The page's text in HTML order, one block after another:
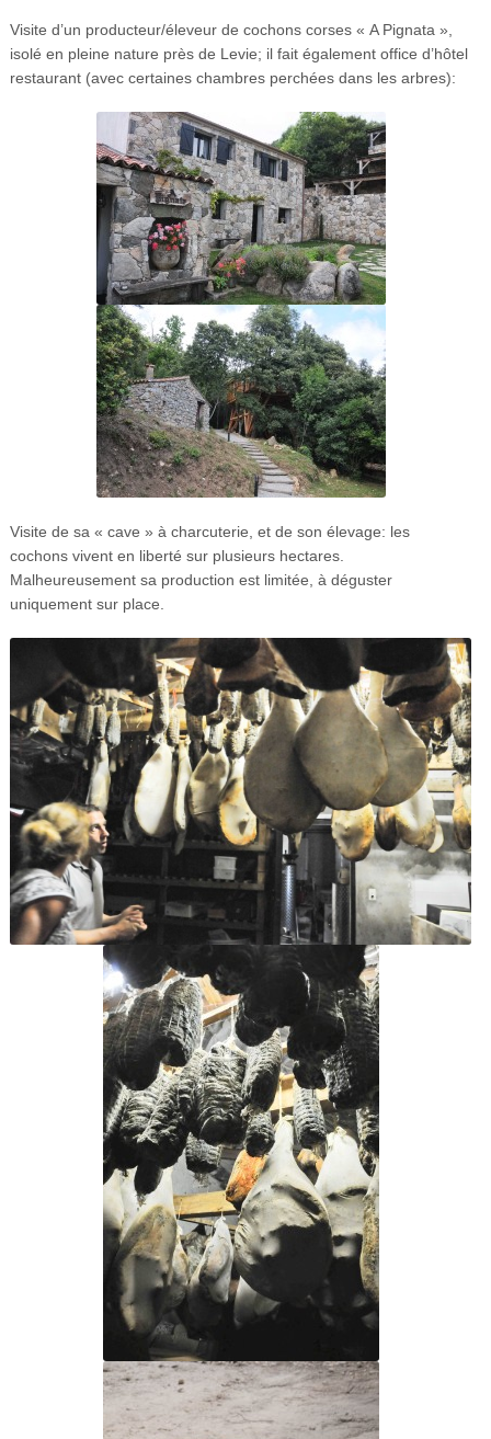
Visite d’un producteur/éleveur de cochons corses « A Pignata »,
isolé en pleine nature près de Levie; il fait également office d’hôtel
restaurant (avec certaines chambres perchées dans les arbres):
Visite de sa « cave » à charcuterie, et de son élevage: les
cochons vivent en liberté sur plusieurs hectares.
Malheureusement sa production est limitée, à déguster
uniquement sur place.